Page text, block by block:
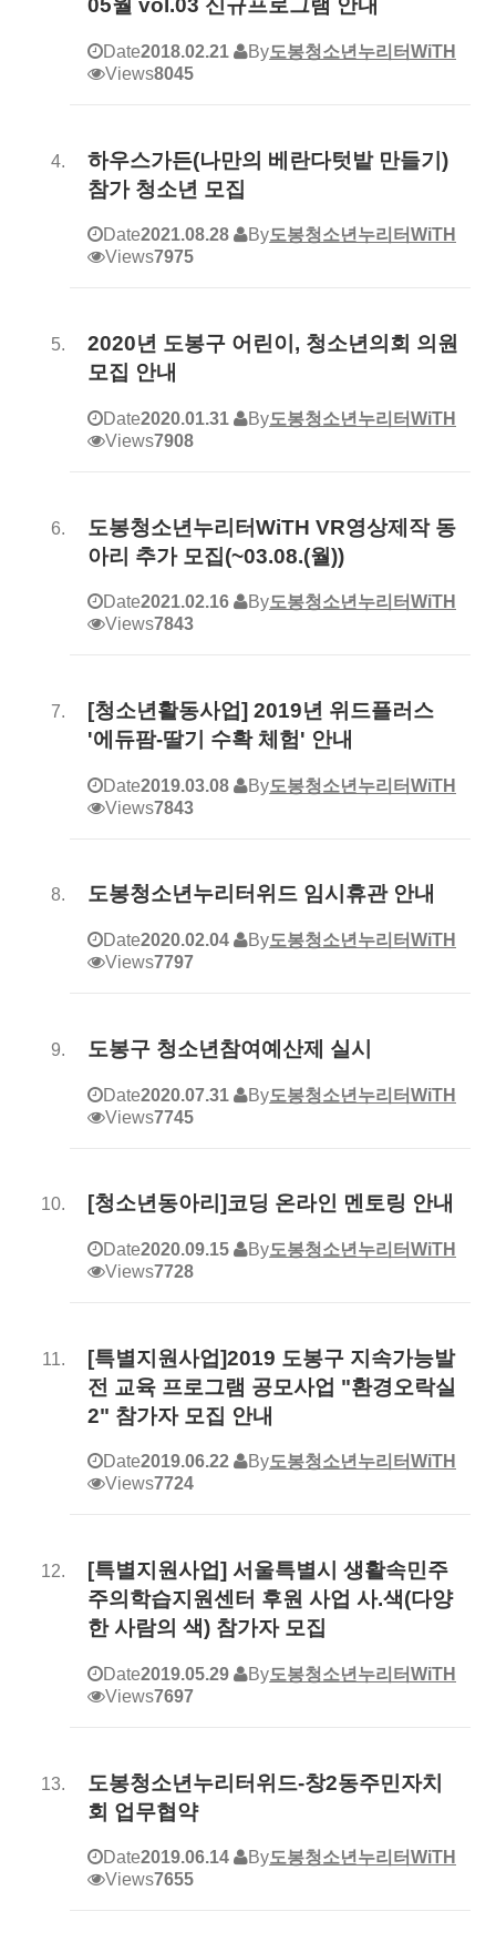
05월 vol.03 신규프로그램 안내
Date2018.02.21 By도봉청소년누리터WiTH
Views8045
하우스가든(나만의 베란다텃밭 만들기)
참가 청소년 모집
Date2021.08.28 By도봉청소년누리터WiTH
Views7975
2020년 도봉구 어린이, 청소년의회 의원
모집 안내
Date2020.01.31 By도봉청소년누리터WiTH
Views7908
도봉청소년누리터WiTH VR영상제작 동
아리 추가 모집(~03.08.(월))
Date2021.02.16 By도봉청소년누리터WiTH
Views7843
[청소년활동사업] 2019년 위드플러스
'에듀팜-딸기 수확 체험' 안내
Date2019.03.08 By도봉청소년누리터WiTH
Views7843
도봉청소년누리터위드 임시휴관 안내
Date2020.02.04 By도봉청소년누리터WiTH
Views7797
도봉구 청소년참여예산제 실시
Date2020.07.31 By도봉청소년누리터WiTH
Views7745
[청소년동아리]코딩 온라인 멘토링 안내
Date2020.09.15 By도봉청소년누리터WiTH
Views7728
[특별지원사업]2019 도봉구 지속가능발
전 교육 프로그램 공모사업 "환경오락실
2" 참가자 모집 안내
Date2019.06.22 By도봉청소년누리터WiTH
Views7724
[특별지원사업] 서울특별시 생활속민주
주의학습지원센터 후원 사업 사.색(다양
한 사람의 색) 참가자 모집
Date2019.05.29 By도봉청소년누리터WiTH
Views7697
도봉청소년누리터위드-창2동주민자치
회 업무협약
Date2019.06.14 By도봉청소년누리터WiTH
Views7655